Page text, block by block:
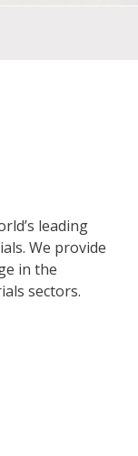
leading
We provide
in the
sectors.